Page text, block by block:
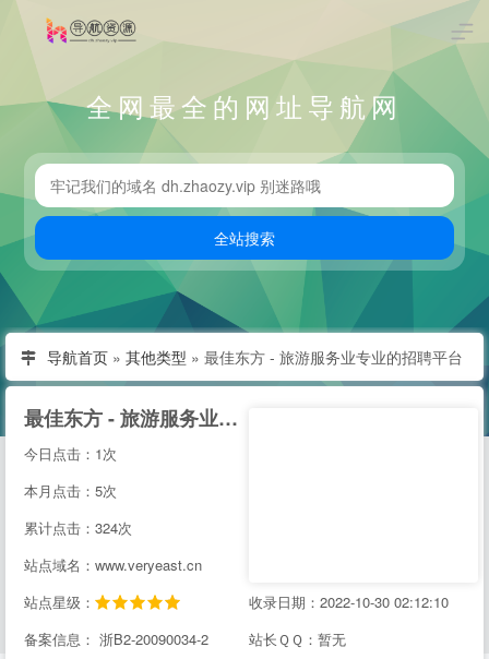
全网最全的网址导航网
导航首页 » 其他类型 » 最佳东方 - 旅游服务业专业的招聘平台
最佳东方 - 旅游服务业专业的招聘平台
今日点击：1次
本月点击：5次
累计点击：324次
站点域名：www.veryeast.cn
站点星级：
收录日期：2022-10-30 02:12:10
备案信息： 浙B2-20090034-2
站长ＱＱ：暂无